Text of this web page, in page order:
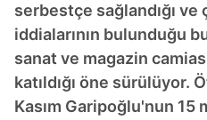
serbestçe sağlandığı
iddialarının bulunduğu
sanat ve magazin
katıldığı öne sürülüyor.
Kasım Garipoğlu'nun 15